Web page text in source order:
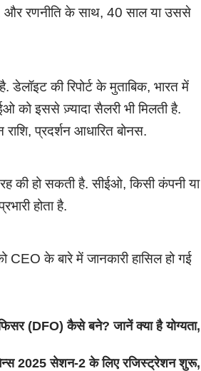
और रणनीति के साथ, 40 साल या उससे
की रिपोर्ट के मुताबिक, भारत में
इससे ज़्यादा सैलरी भी मिलती है.
प्रदर्शन आधारित बोनस.
की हो सकती है. सीईओ, किसी कंपनी या
होता है.
के बारे में जानकारी हासिल हो गई
(DFO) कैसे बने? जानें क्या है योग्यता,
2025 सेशन-2 के लिए रजिस्ट्रेशन शुरू,